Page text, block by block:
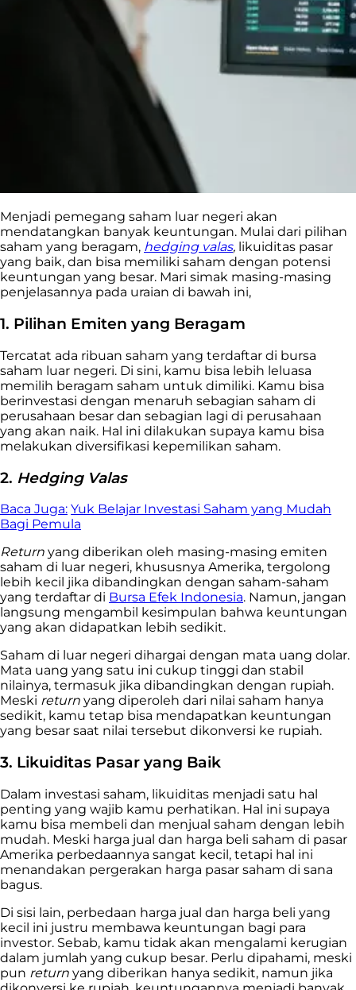
Menjadi pemegang saham luar negeri akan
mendatangkan banyak keuntungan. Mulai dari pilihan
saham yang beragam, hedging valas, likuiditas pasar
yang baik, dan bisa memiliki saham dengan potensi
keuntungan yang besar. Mari simak masing-masing
penjelasannya pada uraian di bawah ini,
1. Pilihan Emiten yang Beragam
Tercatat ada ribuan saham yang terdaftar di bursa
saham luar negeri. Di sini, kamu bisa lebih leluasa
memilih beragam saham untuk dimiliki. Kamu bisa
berinvestasi dengan menaruh sebagian saham di
perusahaan besar dan sebagian lagi di perusahaan
yang akan naik. Hal ini dilakukan supaya kamu bisa
melakukan diversifikasi kepemilikan saham.
2. Hedging Valas
Baca Juga: Yuk Belajar Investasi Saham yang Mudah
Bagi Pemula
Return yang diberikan oleh masing-masing emiten
saham di luar negeri, khususnya Amerika, tergolong
lebih kecil jika dibandingkan dengan saham-saham
yang terdaftar di Bursa Efek Indonesia. Namun, jangan
langsung mengambil kesimpulan bahwa keuntungan
yang akan didapatkan lebih sedikit.
Saham di luar negeri dihargai dengan mata uang dolar.
Mata uang yang satu ini cukup tinggi dan stabil
nilainya, termasuk jika dibandingkan dengan rupiah.
Meski return yang diperoleh dari nilai saham hanya
sedikit, kamu tetap bisa mendapatkan keuntungan
yang besar saat nilai tersebut dikonversi ke rupiah.
3. Likuiditas Pasar yang Baik
Dalam investasi saham, likuiditas menjadi satu hal
penting yang wajib kamu perhatikan. Hal ini supaya
kamu bisa membeli dan menjual saham dengan lebih
mudah. Meski harga jual dan harga beli saham di pasar
Amerika perbedaannya sangat kecil, tetapi hal ini
menandakan pergerakan harga pasar saham di sana
bagus.
Di sisi lain, perbedaan harga jual dan harga beli yang
kecil ini justru membawa keuntungan bagi para
investor. Sebab, kamu tidak akan mengalami kerugian
dalam jumlah yang cukup besar. Perlu dipahami, meski
pun return yang diberikan hanya sedikit, namun jika